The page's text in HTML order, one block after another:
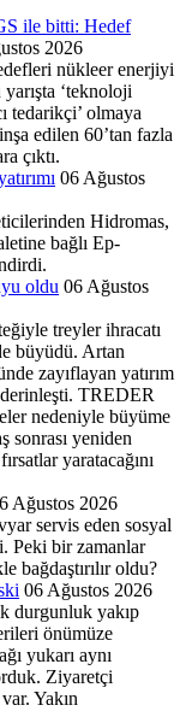
ile bitti: Hedef
2026
nükleer enerjiyi
‘teknoloji
tedarikçi’ olmaya
edilen 60’tan fazla
çıktı.
06 Ağustos
Hid­romas,
bağlı Ep­
oldu 06 Ağustos
treyler ihracatı
büyüdü. Artan
zayıflayan yatırım
TREDER
nedeniyle büyüme
sonrası yeniden
yaratacağını
Ağustos 2026
servis eden sosyal
Peki bir zamanlar
bağdaştırılır oldu?
06 Ağustos 2026
durgunluk yakıp
önümüze
yukarı aynı
Ziyaretçi
Yakın